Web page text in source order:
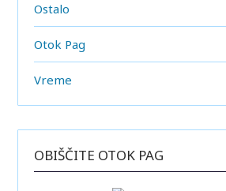
Ostalo
Otok Pag
Vreme
OBIŠČITE OTOK PAG